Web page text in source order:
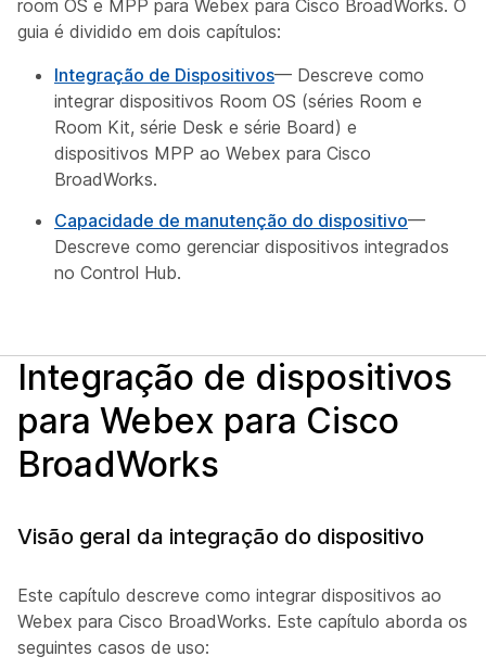
room OS e MPP para Webex para Cisco BroadWorks. O
guia é dividido em dois capítulos:
Integração de Dispositivos— Descreve como
integrar dispositivos Room OS (séries Room e
Room Kit, série Desk e série Board) e
dispositivos MPP ao Webex para Cisco
BroadWorks.
Capacidade de manutenção do dispositivo—
Descreve como gerenciar dispositivos integrados
no Control Hub.
Integração de dispositivos
para Webex para Cisco
BroadWorks
Visão geral da integração do dispositivo
Este capítulo descreve como integrar dispositivos ao
Webex para Cisco BroadWorks. Este capítulo aborda os
seguintes casos de uso: